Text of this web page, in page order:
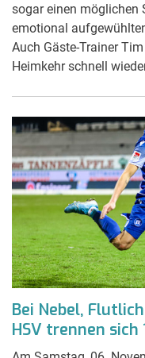
sogar einen möglichen
emotional
Auch Gäste-Trainer
Heimkehr schnell
Bei Nebel,
HSV trennen sich